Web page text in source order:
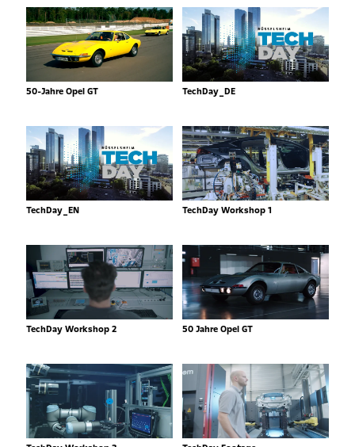
50-Jahre Opel GT TechDay_DE
TechDay_EN TechDay Workshop 1
TechDay Workshop 2 50 Jahre Opel GT